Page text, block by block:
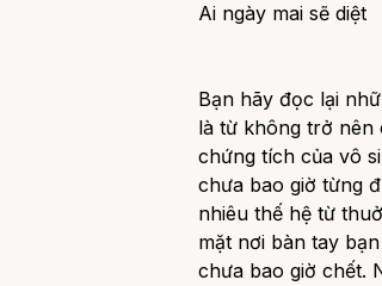
Ai ngày mai sẽ diệt
Bạn hãy đọc lại
là từ không trở nên
chứng tích của vô
chưa bao giờ từng
nhiêu thế hệ từ
mặt nơi bàn tay
chưa bao giờ chết.